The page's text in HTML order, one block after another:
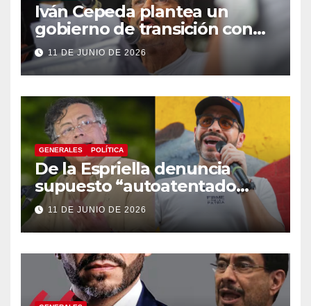
Iván Cepeda plantea un
gobierno de transición con
énfasis en el empalme
institucional y una eventual
constituyente
11 DE JUNIO DE 2026
GENERALES POLÍTICA
De la Espriella denuncia
supuesto “autoatentado
legislativo” tras decisión de
suspender provisionalmente
a Petro
11 DE JUNIO DE 2026